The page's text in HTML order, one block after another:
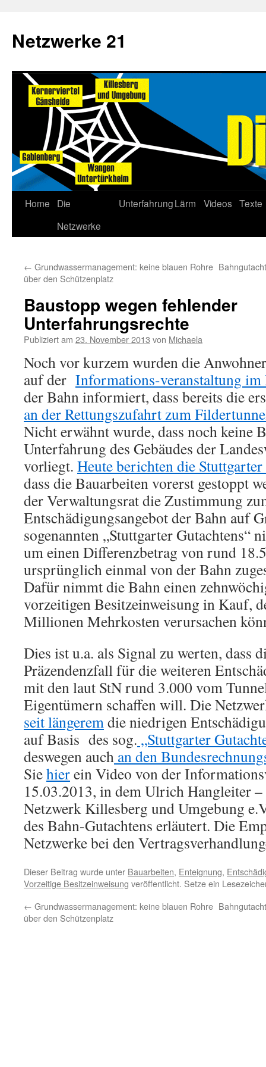
Netzwerke 21
Home
Die
Netzwerke
UnterfahrungLärm Videos Texte
← Grundwassermanagement: keine blauen Rohre
über den Schützenplatz
Baustopp wegen fehlender
Unterfahrungsrechte
Publiziert am 23. November 2013 von Michaela
Noch vor kurzem wurden die
auf der Informations-veranstaltung im
der Bahn informiert, dass bereits die
an der Rettungszufahrt zum
Nicht erwähnt wurde, dass noch keine
Unterfahrung des Gebäudes der
vorliegt. Heute berichten die
dass die Bauarbeiten vorerst gestoppt
der Verwaltungsrat die Zustimmung
Entschädigungsangebot der Bahn auf
sogenannten „Stuttgarter Gutachtens“
um einen Differenzbetrag von rund
ursprünglich einmal von der Bahn
Dafür nimmt die Bahn einen
vorzeitigen Besitzeinweisung in Kauf,
Millionen Mehrkosten verursachen
Dies ist u.a. als Signal zu werten, dass
Präzendenzfall für die weiteren
mit den laut StN rund 3.000 vom
Eigentümern schaffen will. Die
seit längeremdie niedrigen
auf Basis des sog. „Stuttgarter
deswegen auch an den
Siehierein Video von der
15.03.2013, in dem Ulrich Hangleiter –
Netzwerk Killesberg und Umgebung
des Bahn-Gutachtens erläutert. Die
Netzwerke bei den
Dieser Beitrag wurde unter Bauarbeiten, Enteignung,
Vorzeitige Besitzeinweisung veröffentlicht. Setze ein
← Grundwassermanagement: keine blauen Rohre
über den Schützenplatz